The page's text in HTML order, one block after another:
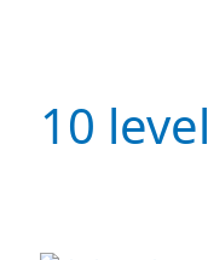
10 level